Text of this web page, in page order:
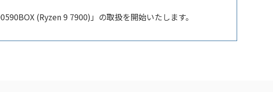
(Ryzen 9 7900)」の取扱を開始いたします。